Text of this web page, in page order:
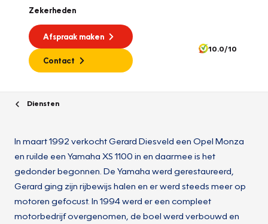
Zekerheden
Afspraak maken
Contact
10.0/10
Diensten
In maart 1992 verkocht Gerard Diesveld een Opel Monza
en ruilde een Yamaha XS 1100 in en daarmee is het
gedonder begonnen. De Yamaha werd gerestaureerd,
Gerard ging zijn rijbewijs halen en er werd steeds meer op
motoren gefocust. In 1994 werd er een compleet
motorbedrijf overgenomen, de boel werd verbouwd en